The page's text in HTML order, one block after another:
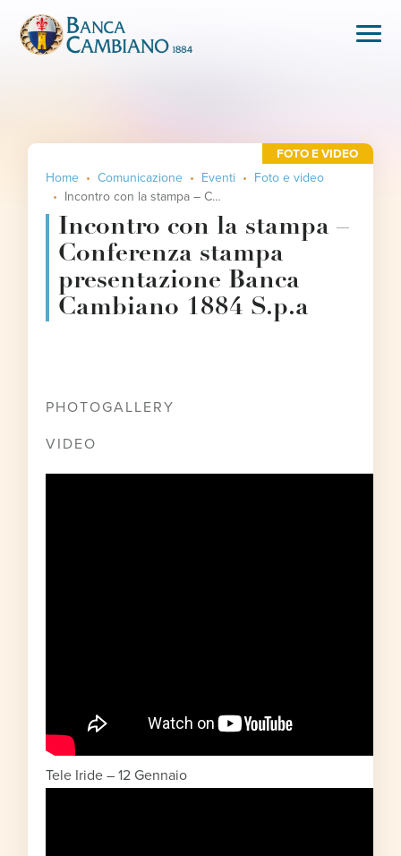
Home Comunicazione Eventi
Foto e video
Incontro con la stampa – Conferenza stampa presentazione Banca Cambiano 1884 S.p.a
Incontro con la stampa –
Conferenza stampa
presentazione Banca
Cambiano 1884 S.p.a
FOTO E VIDEO
PHOTOGALLERY
VIDEO
Tele Iride – 12 Gennaio